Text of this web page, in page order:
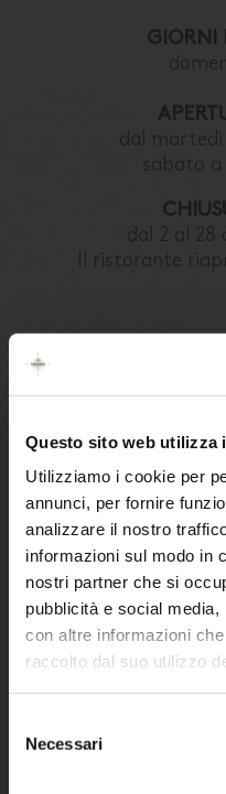
Questo sito web utilizza
Utilizziamo i cookie per
annunci, per fornire
analizzare il nostro
informazioni sul modo in
nostri partner che si
pubblicità e social
con altre informazioni
raccolto dal suo utilizzo
delNecessari
GIORNI
dal
sabato a
dal 2 al 28
Il ristorante
Facebook